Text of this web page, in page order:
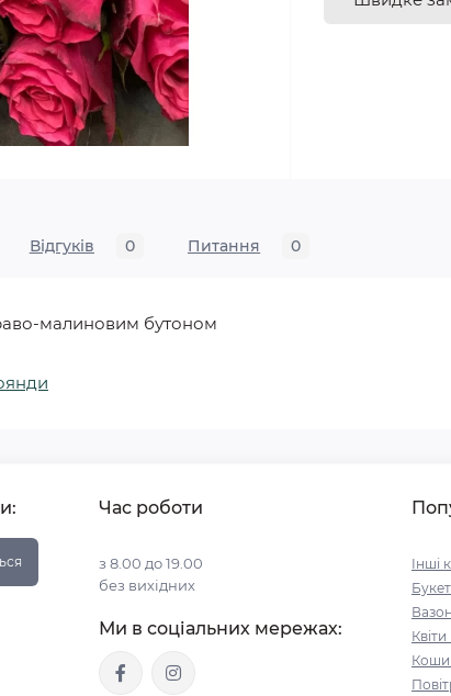
Відгуків 0 Питання 0
малиновим бутоном
Час роботи
з 8.00 до 19.00
без вихідних
Ми в соціальних мережах:
Інші